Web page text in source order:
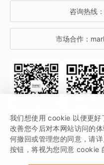
增长博客
开发者文档
SDK 文档
场景指南
增长大会
行业活动
咨询热线：
市场合作：
关注公众号 获取更多干
GrowingIO 是专注于数据智能分
我们想使用 cookie 以便更好
改善您今后对本网站访问的
何撤回或管理您的同意，请
按钮，将视为您同意 cookie